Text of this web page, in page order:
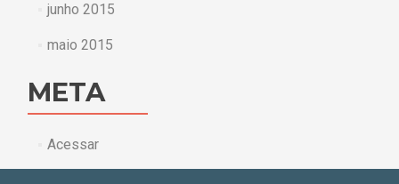
junho 2015
maio 2015
META
Acessar